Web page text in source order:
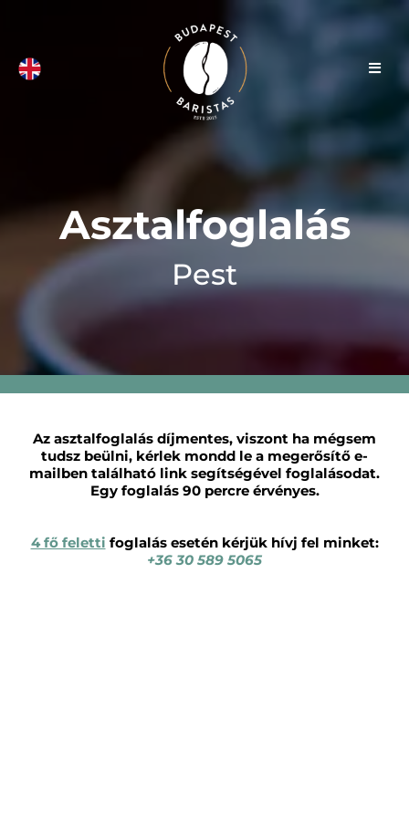
Asztalfoglalás
Pest
Az asztalfoglalás díjmentes, viszont ha mégsem
tudsz beülni, kérlek mondd le a megerősítő e-
mailben található link segítségével foglalásodat.
Egy foglalás 90 percre érvényes.
4 fő feletti foglalás esetén kérjük hívj fel minket:
+36 30 589 5065